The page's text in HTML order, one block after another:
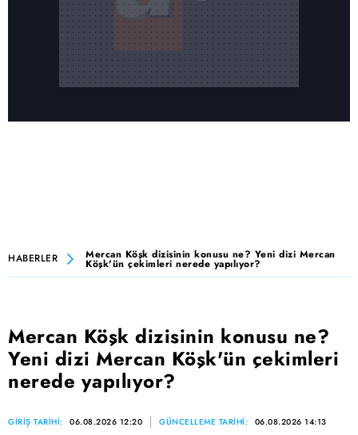
HABERLER Mercan Köşk dizisinin konusu ne? Yeni dizi Mercan
Köşk'ün çekimleri nerede yapılıyor?
Mercan Köşk dizisinin konusu ne?
Yeni dizi Mercan Köşk'ün çekimleri
nerede yapılıyor?
GİRİŞ TARİHİ: 06.08.2026 12:20 GÜNCELLEME TARİHİ: 06.08.2026 14:13